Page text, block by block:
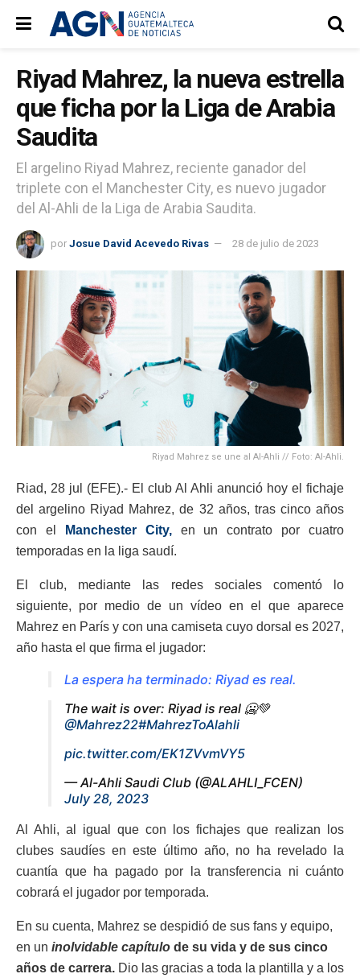
Riyad Mahrez, la nueva estrella
que ficha por la Liga de Arabia
Saudita
El argelino Riyad Mahrez, reciente ganador del
triplete con el Manchester City, es nuevo jugador
del Al-Ahli de la Liga de Arabia Saudita.
por Josue David Acevedo Rivas 28 de julio de 2023
Riyad Mahrez se une al Al-Ahli // Foto: Al-Ahli.
Riad, 28 jul (EFE).- El club Al Ahli anunció hoy el fichaje
del argelino Riyad Mahrez, de 32 años, tras cinco años
con el
Manchester City,en un contrato por cuatro
temporadas en la liga saudí.
El club, mediante las redes sociales comentó lo
siguiente, por medio de un vídeo en el que aparece
Mahrez en París y con una camiseta cuyo dorsal es 2027,
año hasta el que firma el jugador:
La espera ha terminado: Riyad es real.
The wait is over: Riyad is real 🥶💚
@Mahrez22#MahrezToAlahli
pic.twitter.com/EK1ZVvmVY5
— Al-Ahli Saudi Club (@ALAHLI_FCEN)
July 28, 2023
Al Ahli, al igual que con los fichajes que realizan los
clubes saudíes en este último año, no ha revelado la
cuantía que ha pagado por la transferencia ni cuánto
cobrará el jugador por temporada.
En su cuenta, Mahrez se despidió de sus fans y equipo,
en un inolvidable capítulo de su vida y de sus cinco
años de carrera. Dio las gracias a toda la plantilla y a los